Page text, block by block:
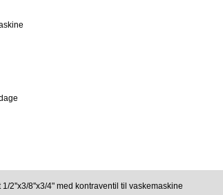
1/2''x3/8''x3/4" med kontraventil til vaskemaskine